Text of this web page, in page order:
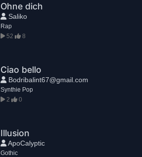
Ohne dich
Saliko
Rap
52
8
Ciao bello
Bodribalint67@gmail.com
Synthie Pop
2
0
Illusion
ApoCalyptic
Gothic